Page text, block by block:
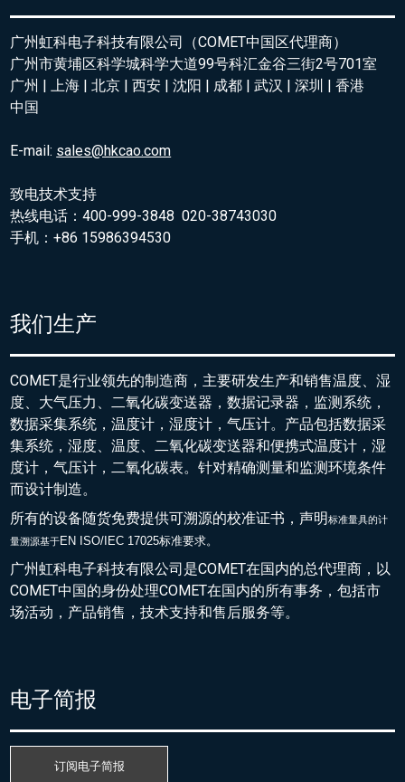
广州虹科电子科技有限公司（COMET中国区代理商）
广州市黄埔区科学城科学大道99号科汇金谷三街2号701室
广州 | 上海 | 北京 | 西安 | 沈阳 | 成都 | 武汉 | 深圳 | 香港
中国
E-mail: sales@hkcao.com
致电技术支持
热线电话：400-999-3848 020-38743030
手机：+86 15986394530
我们生产
COMET是行业领先的制造商，主要研发生产和销售温度、湿
度、大气压力、二氧化碳变送器，数据记录器，监测系统，
数据采集系统，温度计，湿度计，气压计。产品包括数据采
集系统，湿度、温度、二氧化碳变送器和便携式温度计，湿
度计，气压计，二氧化碳表。针对精确测量和监测环境条件
而设计制造。
所有的设备随货免费提供可溯源的校准证书，声明标准量具的计
量溯源基于EN ISO/IEC 17025标准要求。
广州虹科电子科技有限公司是COMET在国内的总代理商，以
COMET中国的身份处理COMET在国内的所有事务，包括市
场活动，产品销售，技术支持和售后服务等。
电子简报
订阅电子简报